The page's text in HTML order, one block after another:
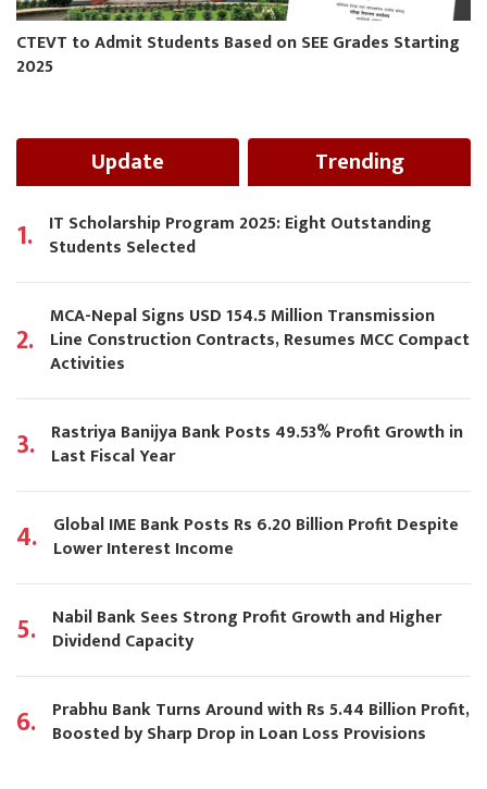
CTEVT to Admit Students Based on SEE Grades Starting
2025
Update Trending
1. IT Scholarship Program 2025: Eight Outstanding
Students Selected
2.
MCA-Nepal Signs USD 154.5 Million Transmission
Line Construction Contracts, Resumes MCC Compact
Activities
3. Rastriya Banijya Bank Posts 49.53% Profit Growth in
Last Fiscal Year
4. Global IME Bank Posts Rs 6.20 Billion Profit Despite
Lower Interest Income
5. Nabil Bank Sees Strong Profit Growth and Higher
Dividend Capacity
6. Prabhu Bank Turns Around with Rs 5.44 Billion Profit,
Boosted by Sharp Drop in Loan Loss Provisions